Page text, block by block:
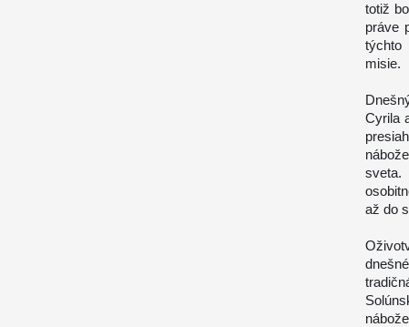
totiž
práve
týchto
misie.
Cyrila
sveta.
až do